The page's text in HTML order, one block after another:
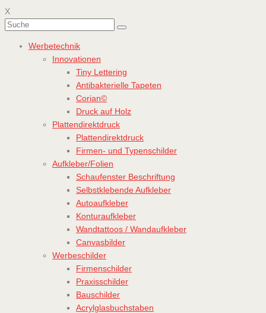
X
Werbetechnik
Innovationen
Tiny Lettering
Antibakterielle Tapeten
Corian©
Druck auf Holz
Plattendirektdruck
Plattendirektdruck
Firmen- und Typenschilder
Aufkleber/Folien
Schaufenster Beschriftung
Selbstklebende Aufkleber
Autoaufkleber
Konturaufkleber
Wandtattoos / Wandaufkleber
Canvasbilder
Werbeschilder
Firmenschilder
Praxisschilder
Bauschilder
Acrylglasbuchstaben